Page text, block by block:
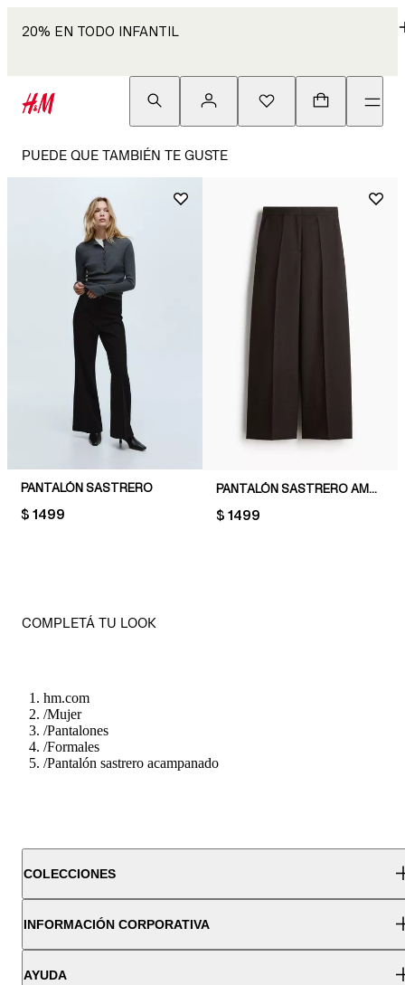
20% EN TODO INFANTIL
PUEDE QUE TAMBIÉN TE GUSTE
PANTALÓN SASTRERO
PRICE:
$ 1499
PANTALÓN SASTRERO AMPLIO
PRICE:
$ 1499
COMPLETÁ TU LOOK
hm.com
/Mujer
/Pantalones
/Formales
/Pantalón sastrero acampanado
COLECCIONES
INFORMACIÓN CORPORATIVA
AYUDA